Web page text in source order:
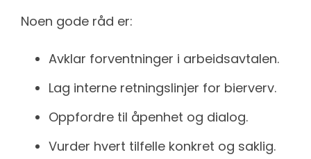
Noen gode råd er:
Avklar forventninger i arbeidsavtalen.
Lag interne retningslinjer for bierverv.
Oppfordre til åpenhet og dialog.
Vurder hvert tilfelle konkret og saklig.